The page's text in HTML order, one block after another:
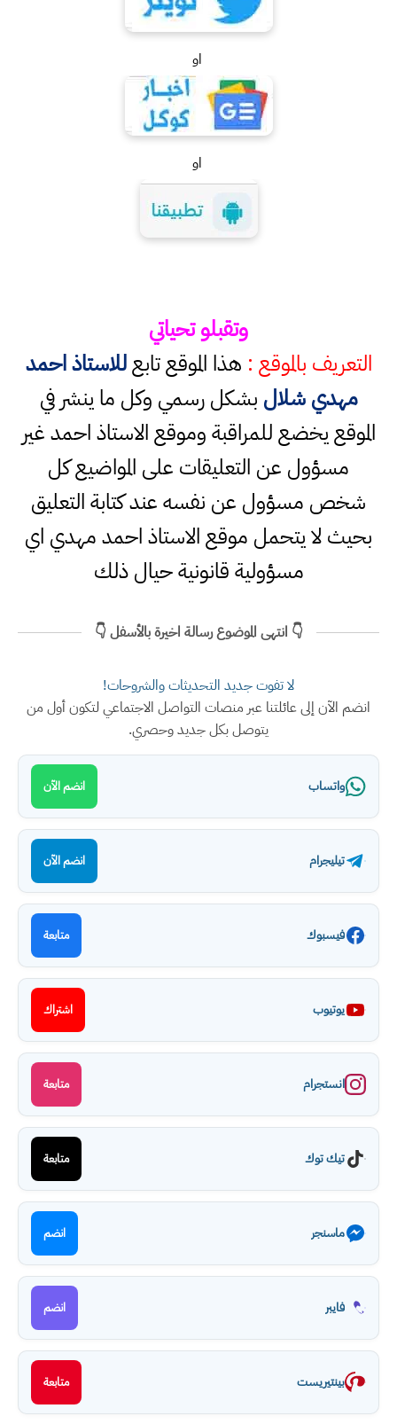
او
او
وتقبلو تحياتي
التعريف بالموقع : هذا الموقع تابعللاستاذ احمد
مهدي شلال بشكل رسمي وكل ما ينشر في
الموقع يخضع للمراقبة وموقع الاستاذ احمد غير
مسؤول عن التعليقات على المواضيع كل
شخص مسؤول عن نفسه عند كتابة التعليق
بحيث لا يتحمل موقع الاستاذ احمد مهدي اي
مسؤولية قانونية حيال ذلك
👇 انتهى الموضوع رسالة اخيرة بالأسفل 👇
لا تفوت جديد التحديثات والشروحات!
انضم الآن إلى عائلتنا عبر منصات التواصل الاجتماعي لتكون أول من
يتوصل بكل جديد وحصري.
واتساب انضم الآن
تيليجرام انضم الآن
فيسبوك متابعة
يوتيوب اشتراك
انستجرام متابعة
تيك توك متابعة
ماسنجر انضم
فايبر انضم
بينتيريست متابعة